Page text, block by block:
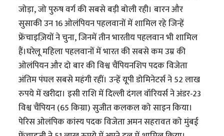
जोड़ा, जो पुरुष वर्ग की सबसे बड़ी बोली रही। बारन और
सुसाकी उन 16 ओलंपियन पहलवानों में शामिल रहे जिन्हें
फ्रेंचाइज़ियों ने चुना, जिनमें तीन भारतीय पहलवान भी शामिल
हैं।घरेलू महिला पहलवानों में भारत की सबसे कम उम्र की
ओलंपियन और दो बार की विश्व चैंपियनशिप पदक विजेता
अंतिम पंघल सबसे महंगी रहीं। उन्हें यूपी डोमिनेटर्स ने 52 लाख
रुपये में खरीदा। इसी राशि में दिल्ली दंगल वॉरियर्स ने अंडर-23
विश्व चैंपियन (65 किग्रा) सुजीत कलकल को साइन किया।
पेरिस ओलंपिक कांस्य पदक विजेता अमन सहरावत को मुंबई